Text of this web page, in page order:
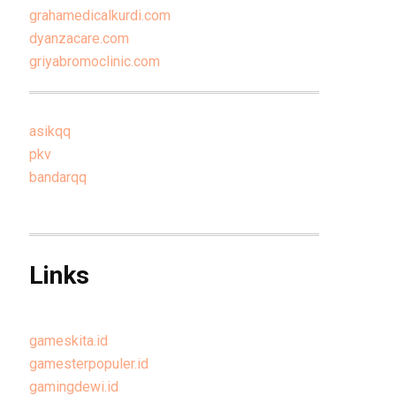
grahamedicalkurdi.com
dyanzacare.com
griyabromoclinic.com
asikqq
pkv
bandarqq
Links
gameskita.id
gamesterpopuler.id
gamingdewi.id